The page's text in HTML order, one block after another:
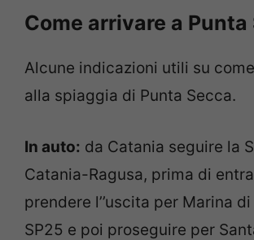
Come arrivare a Punta
Alcune indicazioni utili su
alla spiaggia di Punta Secca.
In auto: da Catania seguire la
Catania-Ragusa, prima di
prendere l’’uscita per Marina di
SP25 e poi proseguire per